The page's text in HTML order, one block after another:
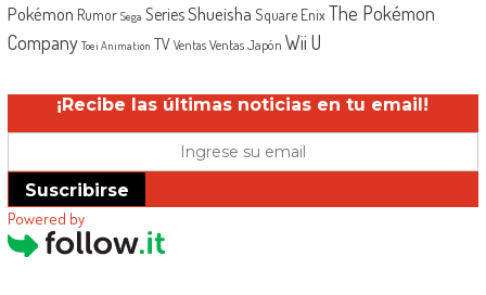
Pokémon Rumor Sega SeriesShueisha Square EnixThe Pokémon
Company Toei Animation TV Ventas Ventas Japón Wii U
¡Recibe las últimas noticias en tu email!
Suscribirse
Powered by